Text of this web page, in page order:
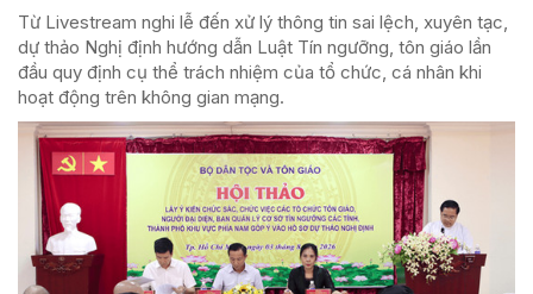
Từ Livestream nghi lễ đến xử lý thông tin sai lệch, xuyên tạc,
dự thảo Nghị định hướng dẫn Luật Tín ngưỡng, tôn giáo lần
đầu quy định cụ thể trách nhiệm của tổ chức, cá nhân khi
hoạt động trên không gian mạng.